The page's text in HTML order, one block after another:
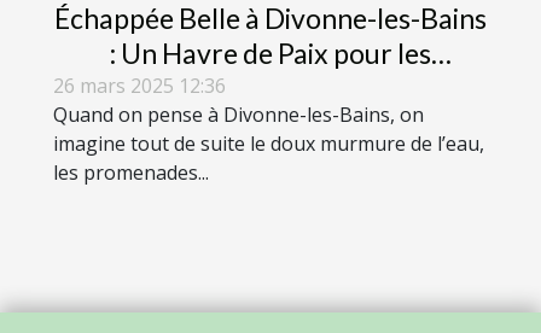
Échappée Belle à Divonne-les-Bains
: Un Havre de Paix pour les
Amateurs de Cocooning
26 mars 2025 12:36
Quand on pense à Divonne-les-Bains, on
imagine tout de suite le doux murmure de l’eau,
les promenades...